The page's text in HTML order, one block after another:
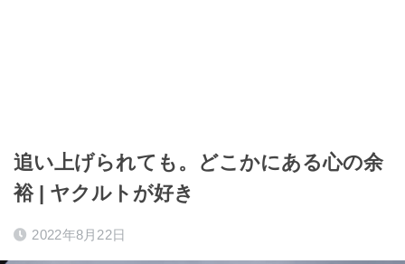
追い上げられても。どこかにある心の余
裕 | ヤクルトが好き
2022年8月22日